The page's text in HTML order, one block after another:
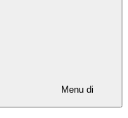
Menu di